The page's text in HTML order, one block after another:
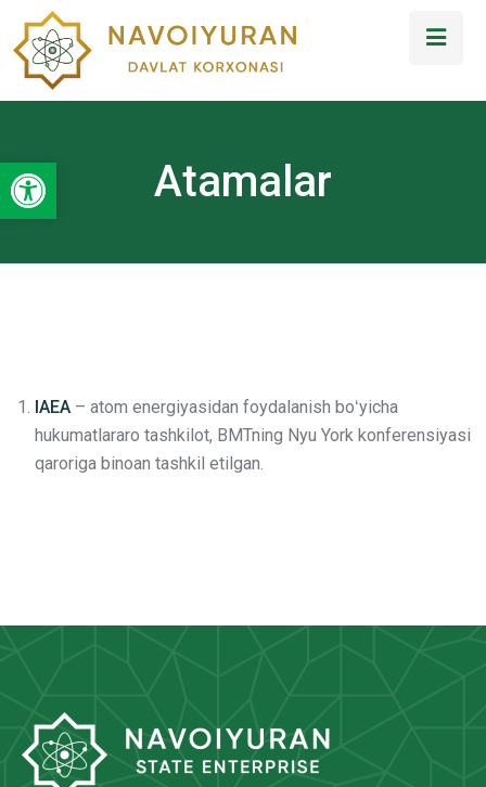
Open toolbar Atamalar
IAEA – atom energiyasidan foydalanish boʻyicha
hukumatlararo tashkilot, BMTning Nyu York konferensiyasi
qaroriga binoan tashkil etilgan.